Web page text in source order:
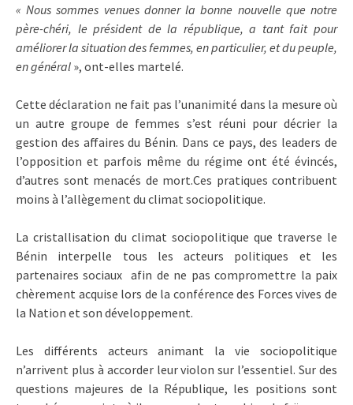
« Nous sommes venues donner la bonne nouvelle que notre
père-chéri, le président de la république, a tant fait pour
améliorer la situation des femmes, en particulier, et du peuple,
en général », ont-elles martelé.
Cette déclaration ne fait pas l’unanimité dans la mesure où
un autre groupe de femmes s’est réuni pour décrier la
gestion des affaires du Bénin. Dans ce pays, des leaders de
l’opposition et parfois même du régime ont été évincés,
d’autres sont menacés de mort.Ces pratiques contribuent
moins à l’allègement du climat sociopolitique.
La cristallisation du climat sociopolitique que traverse le
Bénin interpelle tous les acteurs politiques et les
partenaires sociaux afin de ne pas compromettre la paix
chèrement acquise lors de la conférence des Forces vives de
la Nation et son développement.
Les différents acteurs animant la vie sociopolitique
n’arrivent plus à accorder leur violon sur l’essentiel. Sur des
questions majeures de la République, les positions sont